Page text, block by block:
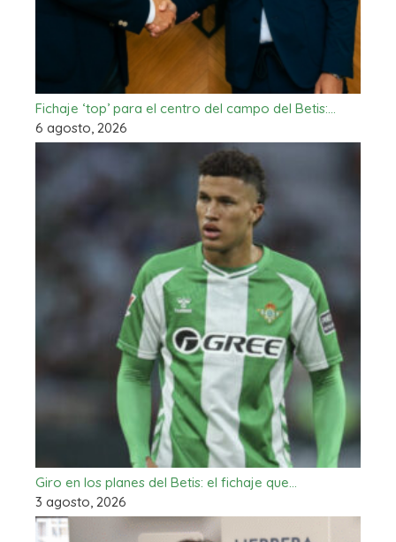
Fichaje ‘top’ para el centro del campo del Betis:…
6 agosto, 2026
Giro en los planes del Betis: el fichaje que…
3 agosto, 2026